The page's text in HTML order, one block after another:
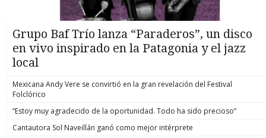
Grupo Baf Trío lanza “Paraderos”, un disco
en vivo inspirado en la Patagonia y el jazz
local
Mexicana Andy Vere se convirtió en la gran revelación del Festival
Folclórico
“Estoy muy agradecido de la oportunidad. Todo ha sido precioso”
Cantautora Sol Naveillán ganó como mejor intérprete